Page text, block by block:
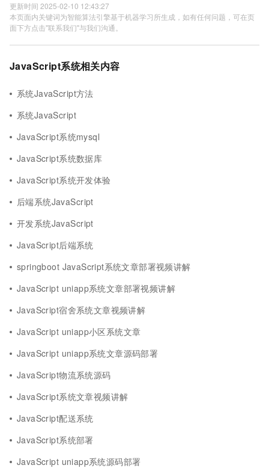
更新时间 2025-02-10 12:43:27
本页面内关键词为智能算法引擎基于机器学习所生成，如有任何问题，可在页
面下方点击"联系我们"与我们沟通。
JavaScript系统相关内容
系统JavaScript方法
系统JavaScript
JavaScript系统mysql
JavaScript系统数据库
JavaScript系统开发体验
后端系统JavaScript
开发系统JavaScript
JavaScript后端系统
springboot JavaScript系统文章部署视频讲解
JavaScript uniapp系统文章部署视频讲解
JavaScript宿舍系统文章视频讲解
JavaScript uniapp小区系统文章
JavaScript uniapp系统文章源码部署
JavaScript物流系统源码
JavaScript系统文章视频讲解
JavaScript配送系统
JavaScript系统部署
JavaScript uniapp系统源码部署